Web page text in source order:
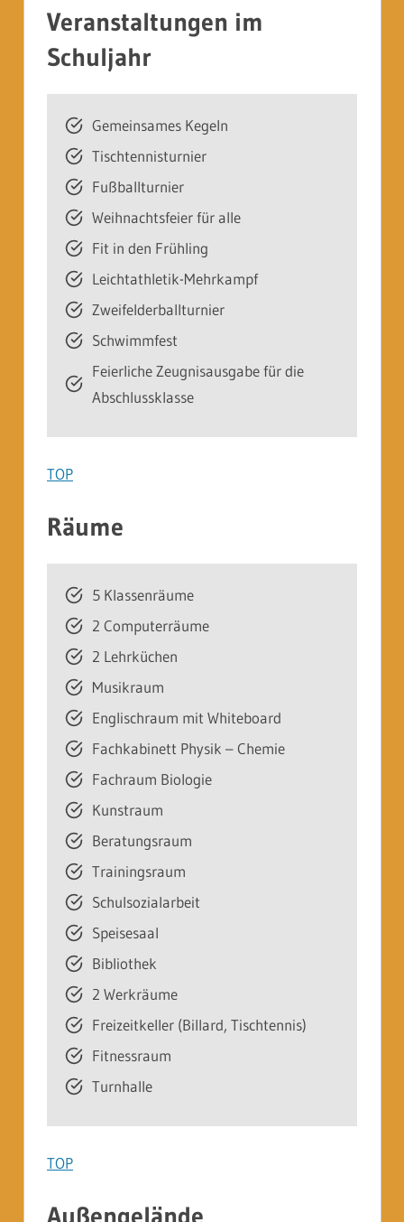
Veranstaltungen im
Schuljahr
Gemeinsames Kegeln
Tischtennisturnier
Fußballturnier
Weihnachtsfeier für alle
Fit in den Frühling
Leichtathletik-Mehrkampf
Zweifelderballturnier
Schwimmfest
Feierliche Zeugnisausgabe für die
Abschlussklasse
TOP
Räume
5 Klassenräume
2 Computerräume
2 Lehrküchen
Musikraum
Englischraum mit Whiteboard
Fachkabinett Physik – Chemie
Fachraum Biologie
Kunstraum
Beratungsraum
Trainingsraum
Schulsozialarbeit
Speisesaal
Bibliothek
2 Werkräume
Freizeitkeller (Billard, Tischtennis)
Fitnessraum
Turnhalle
TOP
Außengelände